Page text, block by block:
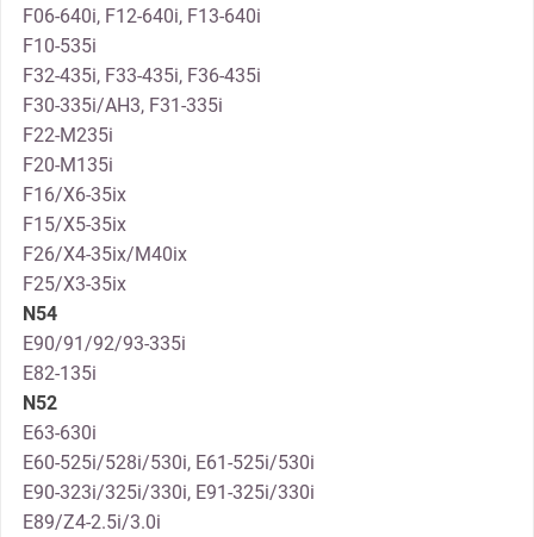
F06-640i, F12-640i, F13-640i
F10-535i
F32-435i, F33-435i, F36-435i
F30-335i/AH3, F31-335i
F22-M235i
F20-M135i
F16/X6-35ix
F15/X5-35ix
F26/X4-35ix/M40ix
F25/X3-35ix
N54
E90/91/92/93-335i
E82-135i
N52
E63-630i
E60-525i/528i/530i, E61-525i/530i
E90-323i/325i/330i, E91-325i/330i
E89/Z4-2.5i/3.0i